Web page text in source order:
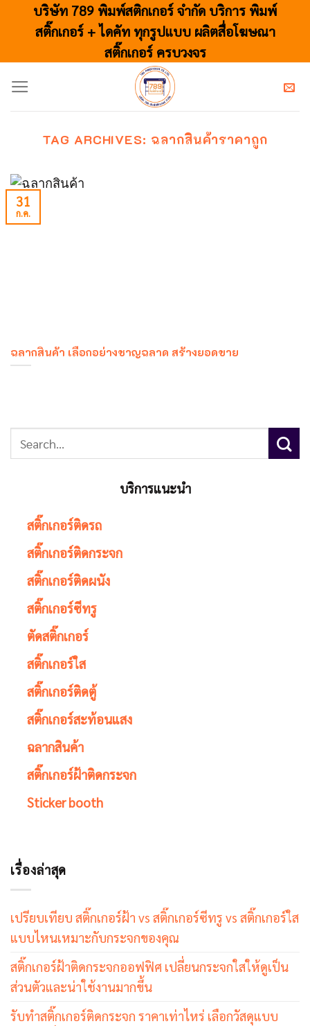
บริษัท 789 พิมพ์สติกเกอร์ จำกัด บริการ พิมพ์
สติ๊กเกอร์ + ไดคัท ทุกรูปแบบ ผลิตสื่อโฆษณา
สติ๊กเกอร์ ครบวงจร
TAG ARCHIVES: ฉลากสินค้าราคาถูก
ฉลากสินค้า เลือกอย่างชาญฉลาด สร้างยอดขาย
31
ก.ค.
บริการแนะนำ
สติ๊กเกอร์ติดรถ
สติ๊กเกอร์ติดกระจก
สติ๊กเกอร์ติดผนัง
สติ๊กเกอร์ซีทรู
ตัดสติ๊กเกอร์
สติ๊กเกอร์ใส
สติ๊กเกอร์ติดตู้
สติ๊กเกอร์สะท้อนแสง
ฉลากสินค้า
สติ๊กเกอร์ฝ้าติดกระจก
Sticker booth
เรื่องล่าสุด
เปรียบเทียบ สติ๊กเกอร์ฝ้า vs สติ๊กเกอร์ซีทรู vs สติ๊กเกอร์ใส
แบบไหนเหมาะกับกระจกของคุณ
สติ๊กเกอร์ฝ้าติดกระจกออฟฟิศ เปลี่ยนกระจกใสให้ดูเป็น
ส่วนตัวและน่าใช้งานมากขึ้น
รับทำสติ๊กเกอร์ติดกระจก ราคาเท่าไหร่ เลือกวัสดุแบบ